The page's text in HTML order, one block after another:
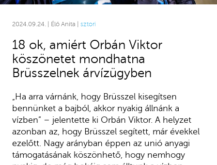
2024.09.24. | Élő Anita | sztori
18 ok, amiért Orbán Viktor
köszönetet mondhatna
Brüsszelnek árvízügyben
„Ha arra várnánk, hogy Brüsszel kisegítsen
bennünket a bajból, akkor nyakig állnánk a
vízben” – jelentette ki Orbán Viktor. A helyzet
azonban az, hogy Brüsszel segített, már évekkel
ezelőtt. Nagy arányban éppen az unió anyagi
támogatásának köszönhető, hogy nemhogy